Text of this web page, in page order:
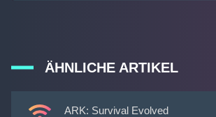
ÄHNLICHE ARTIKEL
ARK: Survival Evolved